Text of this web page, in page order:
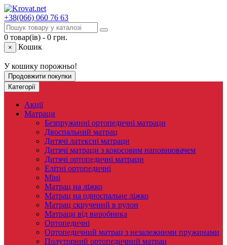
+38(066) 060 76 63
0 товар(ів) - 0 грн.
× Кошик
У кошику порожньо!
Продовжити покупки
Категорії
Акції
Матраци
Безпружинні ортопедичні матраци
Двоспальний матрац
Дитячі латексні матраци
Дитячі матраци з кокосовим наповнювачем
Дитячі ортопедичні матраци
Елітні ортопедичні
Міні
Матрац на ліжко
Матрац на односпальне ліжко
Матрац скручений в рулон
Матраци від виробника
Ортопедичні
Ортопедичний матрац з незалежними пружинами
Полуторний ортопедичний матрац